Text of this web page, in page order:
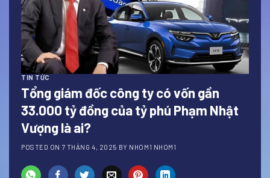
TIN TỨC
Tổng giám đốc công ty có vốn gần
33.000 tỷ đồng của tỷ phú Phạm Nhật
Vượng là ai?
POSTED ON 7 THÁNG 4, 2025 BY NHOM1 NHOM1